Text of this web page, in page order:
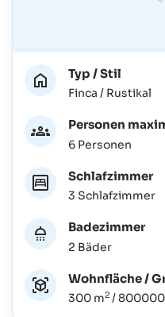
Typ / Stil
Finca / Rustikal
Personen
6 Personen
Schlafzimmer
3 Schlafzimmer
Badezimmer
2 Bäder
Wohnfläche /
300 m2 /